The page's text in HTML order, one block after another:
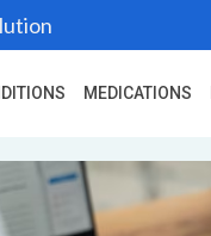
MEDICATIONS